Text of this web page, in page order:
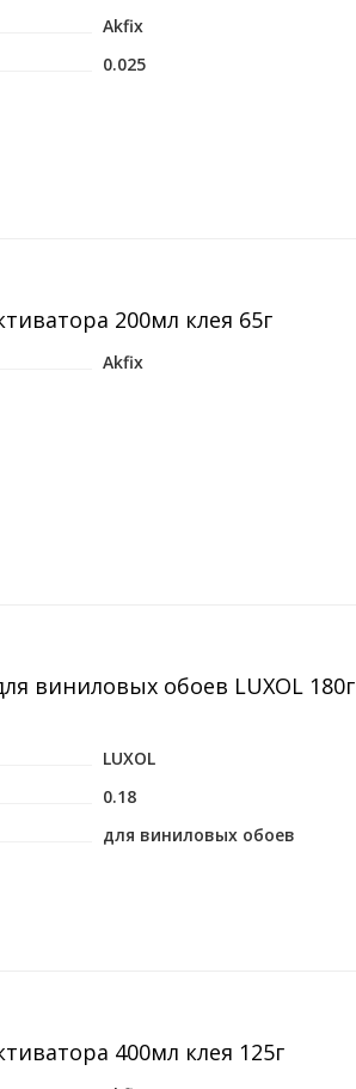
Akfix
0.025
200мл клея 65г
Akfix
виниловых обоев LUXOL 180г
LUXOL
0.18
для виниловых обоев
400мл клея 125г